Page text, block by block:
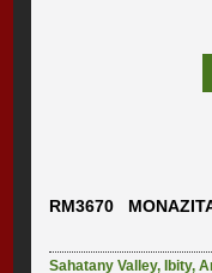
RM3670
Sahatany Valley, Ibity,